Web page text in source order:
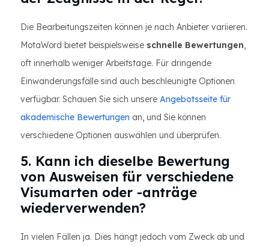
Die Bearbeitungszeiten können je nach Anbieter variieren.
MotaWord bietet beispielsweise schnelle Bewertungen,
oft innerhalb weniger Arbeitstage. Für dringende
Einwanderungsfälle sind auch beschleunigte Optionen
verfügbar. Schauen Sie sich unsere Angebotsseite für
akademische Bewertungen an, und Sie können
verschiedene Optionen auswählen und überprüfen.
5. Kann ich dieselbe Bewertung
von Ausweisen für verschiedene
Visumarten oder -anträge
wiederverwenden?
In vielen Fällen ja. Dies hängt jedoch vom Zweck ab und